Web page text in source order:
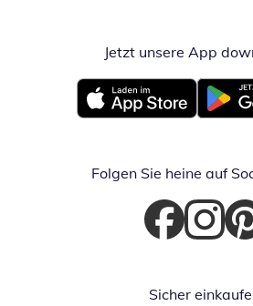
Jetzt unsere App
Öffnet in neuem Fenster
Öffnet
Folgen Sie heine auf
Öffnet in neuem
Öffnet in
Sicher